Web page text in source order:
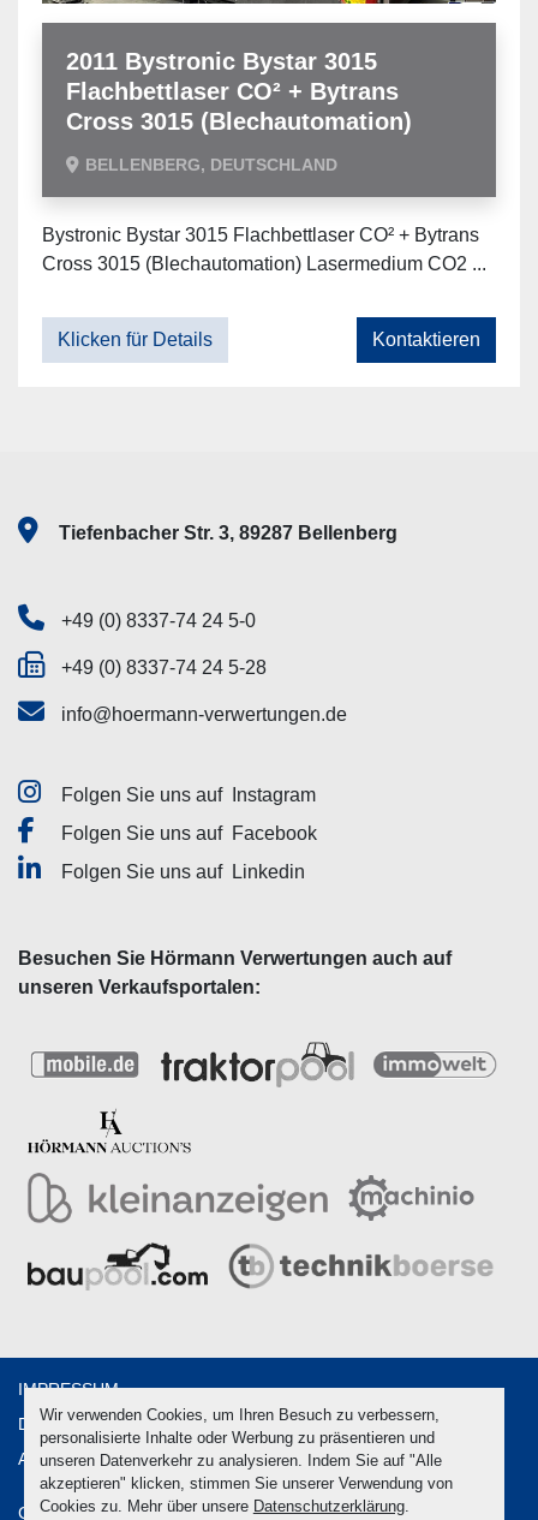
Wir verwenden Cookies, um Ihren Besuch zu verbessern,
personalisierte Inhalte oder Werbung zu präsentieren und
unseren Datenverkehr zu analysieren. Indem Sie auf "Alle
akzeptieren" klicken, stimmen Sie unserer Verwendung von
Cookies zu. Mehr über unsere Datenschutzerklärung.
2011 Bystronic Bystar 3015
Flachbettlaser CO² + Bytrans
Cross 3015 (Blechautomation)
BELLENBERG, DEUTSCHLAND
Bystronic Bystar 3015 Flachbettlaser CO² + Bytrans
Cross 3015 (Blechautomation) Lasermedium CO2 ...
Klicken für Details Kontaktieren
Tiefenbacher Str. 3, 89287 Bellenberg
+49 (0) 8337-74 24 5-0
+49 (0) 8337-74 24 5-28
info@hoermann-verwertungen.de
Folgen Sie uns auf
Instagram
Folgen Sie uns auf Facebook
Folgen Sie uns auf
Linkedin
Besuchen Sie Hörmann Verwertungen auch auf
unseren Verkaufsportalen:
Cookie-Einstellungen
IMPRESSUM
DATENSCHUTZ
AGB